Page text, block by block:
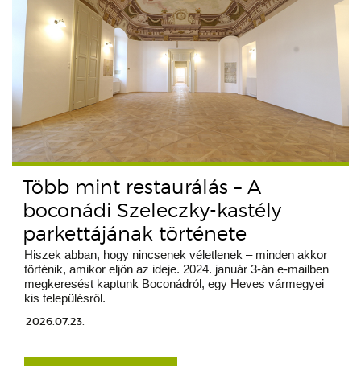
Több mint restaurálás – A
boconádi Szeleczky-kastély
parkettájának története
Hiszek abban, hogy nincsenek véletlenek – minden akkor
történik, amikor eljön az ideje. 2024. január 3-án e-mailben
megkeresést kaptunk Boconádról, egy Heves vármegyei
kis településről.
2026.07.23.